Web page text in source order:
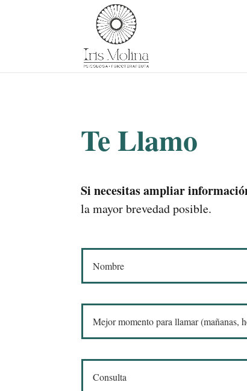
Te Llamo
Si necesitas ampliar
la mayor brevedad posible.